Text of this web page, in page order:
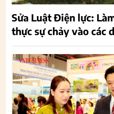
Sửa Luật Điện lực:
thực sự chảy vào các